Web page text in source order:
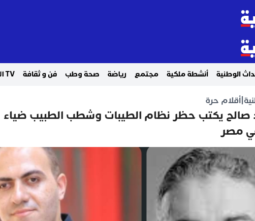
الوطنية أنشطة ملكية مجتمع رياضة صحة وطب فن و ثقافة TV الاحدات بريس
أقلام حرة
صالح يكتب حظر نظام الطيبات وشطب الطبيب ضياء
مصر